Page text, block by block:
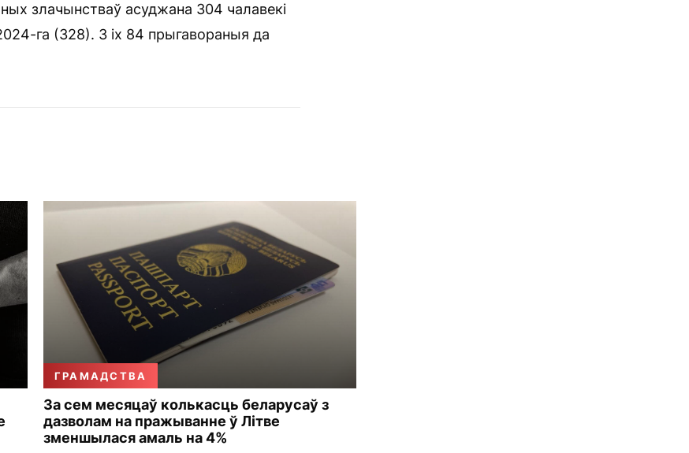
злачынстваў асуджана 304 чалавекі
га (328). З іх 84 прыгавораныя да
ГРАМАДСТВА
За сем месяцаў колькасць беларусаў з
дазволам на пражыванне ў Літве
зменшылася амаль на 4%